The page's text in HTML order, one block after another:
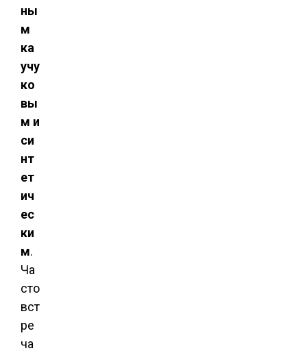
ны
м
ка
учу
ко
вы
м и
си
нт
ет
ич
ес
ки
м.
Ча
сто
вст
ре
ча